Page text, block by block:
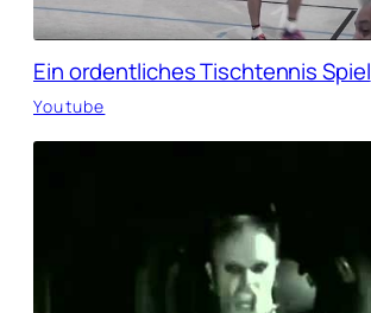
Ein ordentliches Tischtennis Spiel
Youtube